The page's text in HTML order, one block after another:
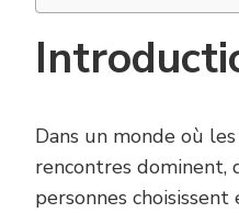
Dans un monde où
rencontres dominent,
personnes choisissent